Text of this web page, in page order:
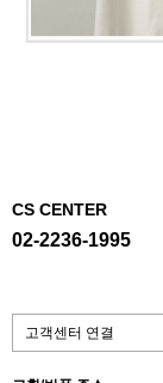
CS CENTER
02-2236-1995
고객센터 연결